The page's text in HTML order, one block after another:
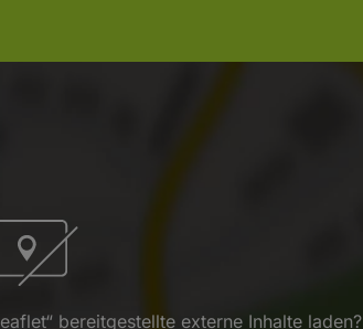
bereitgestellte externe Inhalte laden?